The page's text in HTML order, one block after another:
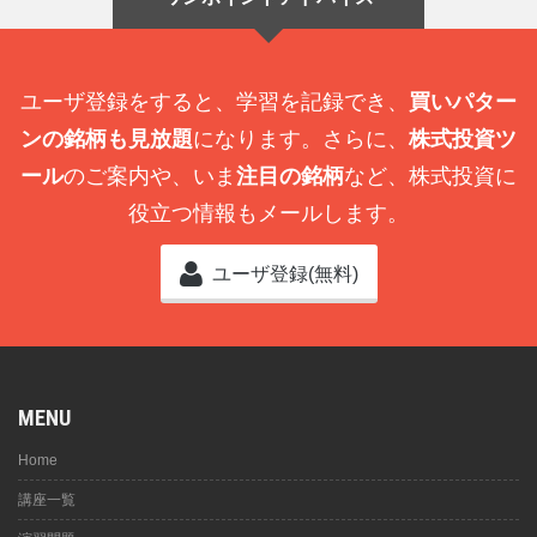
ユーザ登録をすると、学習を記録でき、 買いパター
ンの銘柄も見放題になります。さらに、 株式投資ツ
ールのご案内や、いま 注目の銘柄など、株式投資に
役立つ情報もメールします。
ユーザ登録(無料)
MENU
Home
講座一覧